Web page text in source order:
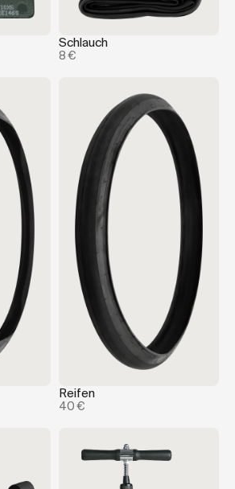
Schlauch
8 €
Reifen
40 €